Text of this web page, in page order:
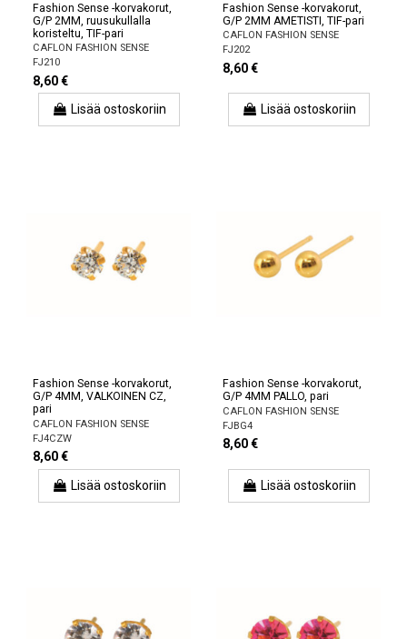
Fashion Sense -korvakorut,
G/P 2MM, ruusukullalla
koristeltu, TIF-pari
CAFLON FASHION SENSE
FJ210
8,60 €
Lisää ostoskoriin
Fashion Sense -korvakorut,
G/P 2MM AMETISTI, TIF-pari
CAFLON FASHION SENSE
FJ202
8,60 €
Lisää ostoskoriin
Fashion Sense -korvakorut,
G/P 4MM, VALKOINEN CZ,
pari
CAFLON FASHION SENSE
FJ4CZW
8,60 €
Lisää ostoskoriin
Fashion Sense -korvakorut,
G/P 4MM PALLO, pari
CAFLON FASHION SENSE
FJBG4
8,60 €
Lisää ostoskoriin